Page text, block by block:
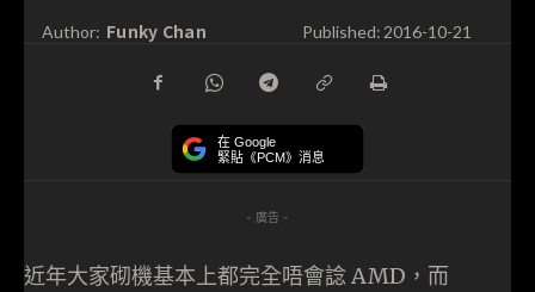
Author: Funky Chan Published:2016-10-21
在 Google
緊貼《PCM》消息
- 廣告 -
近年大家砌機基本上都完全唔會諗 AMD，而